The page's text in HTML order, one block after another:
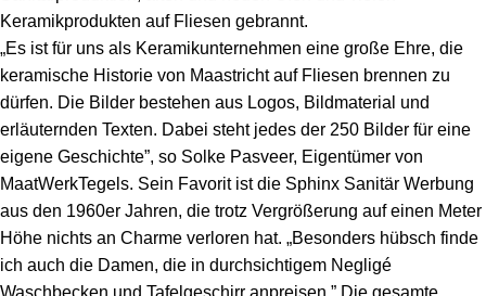
Keramikprodukten auf Fliesen gebrannt.
„Es ist für uns als Keramikunternehmen eine große Ehre, die
keramische Historie von Maastricht auf Fliesen brennen zu
dürfen. Die Bilder bestehen aus Logos, Bildmaterial und
erläuternden Texten. Dabei steht jedes der 250 Bilder für eine
eigene Geschichte”, so Solke Pasveer, Eigentümer von
MaatWerkTegels. Sein Favorit ist die Sphinx Sanitär Werbung
aus den 1960er Jahren, die trotz Vergrößerung auf einen Meter
Höhe nichts an Charme verloren hat. „Besonders hübsch finde
ich auch die Damen, die in durchsichtigem Negligé